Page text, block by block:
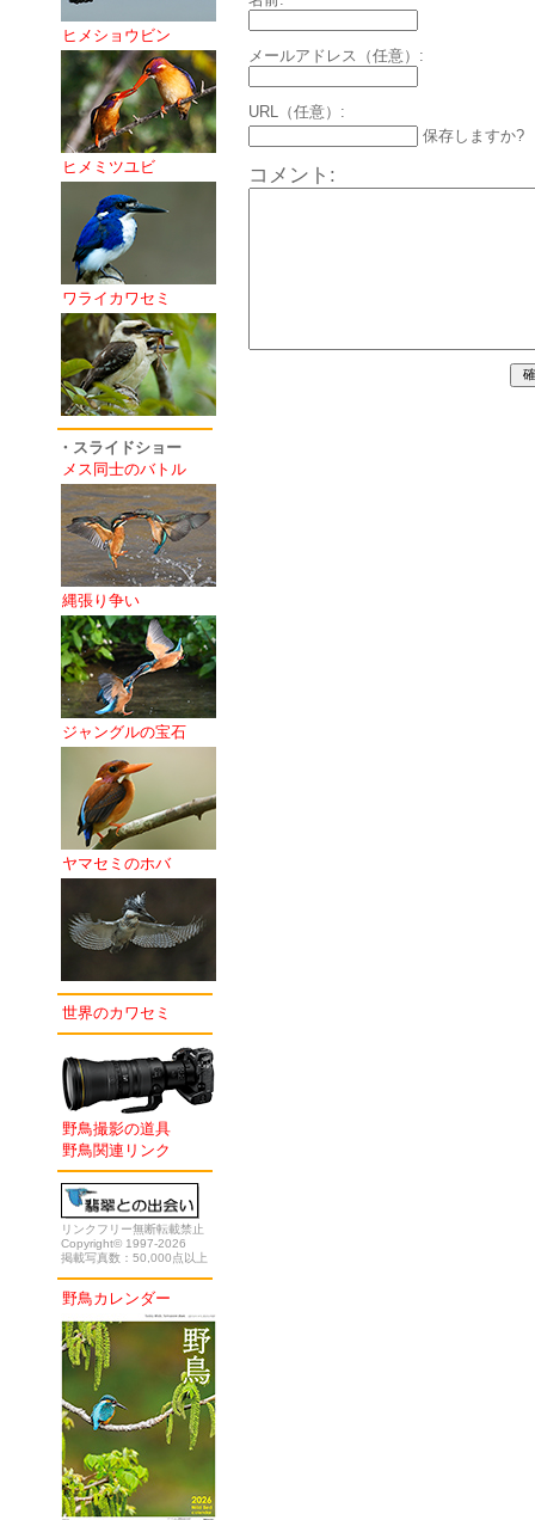
ヒメショウビン
ヒメミツユビ
ワライカワセミ
・スライドショー
メス同士のバトル
縄張り争い
ジャングルの宝石
ヤマセミのホバ
世界のカワセミ
野鳥撮影の道具
野鳥関連リンク
リンクフリー無断転載禁止
Copyright© 1997-2026
掲載写真数：50,000点以上
野鳥カレンダー
メールアドレス（任意）:
URL（任意）:
保存しますか?
コメント: